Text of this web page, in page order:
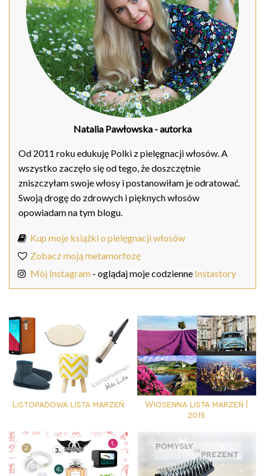
Natalia Pawłowska - autorka
Od 2011 roku edukuję Polki z pielęgnacji włosów. A
wszystko zaczęło się od tego, że doszczętnie
zniszczyłam swoje włosy i postanowiłam je odratować.
Swoją drogę do zdrowych i pięknych włosów
opowiadam na tym blogu.
Kup moje książki o pielęgnacji włosów
Zobacz moją metamorfozę
Mój Instagram - oglądaj moje codzienne Instastory
Listopadowa lista marzeń
Wiosenna lista marzeń |
2015